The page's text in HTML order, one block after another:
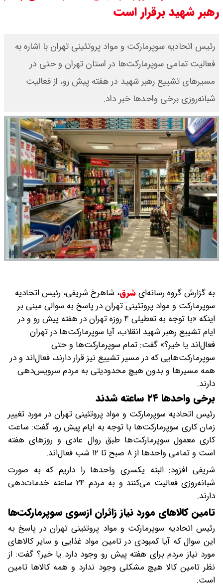
۱۴۰۵ اعلام شد/ جهش قیمت طلا
قیمت طلا ۱۸ عیار امروز شنبه ۱۷ مرداد
۱۴۰۵ اعلام شد/ طلا پرواز کرد
رهبر شهید برقرار است
رئیس اتحادیه سوپرمارکت و مواد پروتئینی تهران با اشاره به
فعالیت تمامی سوپرمارکت‌ها در استان تهران و حتی در
مسیرهای تشییع رهبر شهید در هفته پیش رو، از فعالیت
شبانه‌روزی برخی واحدها خبر داد.
به گزارش گروه رسانه‌ایشرق، شاهرخ شریفی، رئیس اتحادیه
سوپرمارکت و مواد پروتئینی تهران در پاسخ به سوالی مبنی بر
اینکه «با توجه به تعطیلی ۴ روزه تهران در هفته پیش رو و در
ایام تشییع رهبر شهید انقلاب، آیا سوپرمارکت‌ها در تهران
فعال‌اند یا خیر؟» گفت: تمام سوپرمارکت‌ها و حتی
سوپرمارکت‌هایی که در مسیر تشییع نیز قرار دارند، فعال‌اند و در
همه مسیرها و بدون هیچ محدودیتی به مردم سرویس‌دهی
دارند.
برخی واحدها ۲۴ ساعته شدند
رئیس اتحادیه سوپرمارکت و مواد پروتئینی تهران در مورد تغییر
زمان کاری سوپرمارکت‌ها با توجه به ایام پیش رو، گفت: ساعت
کاری معمول سوپرمارکت‌ها طبق روال عادی و روزهای هفته
است و تمامی واحدها از ۸ صبح تا ۱۲ شب فعال‌اند.
شریفی افزود: البته یکسری واحدها را داریم که به صورت
شبانه‌روزی فعالیت می‌کنند و به مردم ۲۴ ساعته خدمات‌دهی
دارند.
تامین کالاهای مورد نیاز زائران ازسوی سوپرمارکت‌ها
رئیس اتحادیه سوپرمارکت و مواد پروتئینی تهران در پاسخ به
این سوال که آیا کمبودی در تامین مواد غذایی و سایر کالاهای
مورد نیاز مردم برای هفته پیش رو وجود دارد یا خیر؟ گفت: از
نظر تامین کالا هیچ مشکلی وجود ندارد و همه کالاها تامین
است.